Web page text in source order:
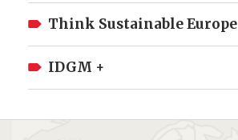
Think Sustainable Europe
IDGM +